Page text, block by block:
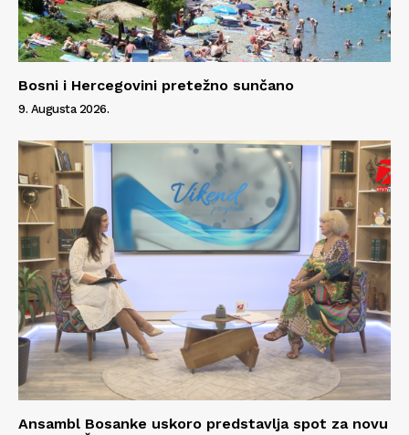
Info
O nama
Kontakt
Impressum
Bosni i Hercegovini pretežno sunčano
9. Augusta 2026.
Ansambl Bosanke uskoro predstavlja spot za novu